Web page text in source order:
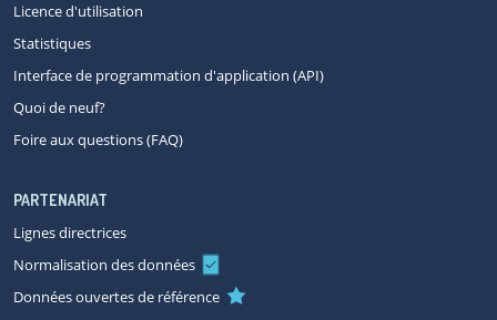
Licence d'utilisation
Statistiques
Interface de programmation d'application (API)
Quoi de neuf?
Foire aux questions (FAQ)
PARTENARIAT
Lignes directrices
Normalisation des données
Données ouvertes de référence